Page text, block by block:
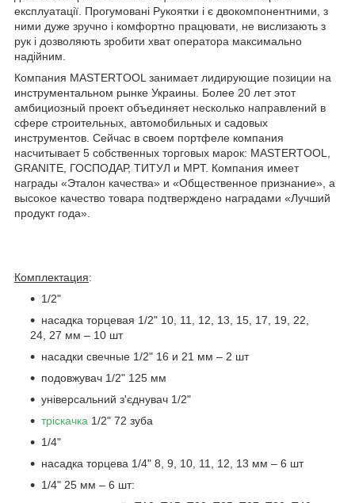
експлуатації. Прогумовані Рукоятки і є двокомпонентними, з
ними дуже зручно і комфортно працювати, не вислизають з
рук і дозволяють зробити хват оператора максимально
надійним.
Компания MASTERTOOL занимает лидирующие позиции на
инструментальном рынке Украины. Более 20 лет этот
амбициозный проект объединяет несколько направлений в
сфере строительных, автомобильных и садовых
инструментов. Сейчас в своем портфеле компания
насчитывает 5 собственных торговых марок: MASTERTOOL,
GRANITE, ГОСПОДАР, ТИТУЛ и MPT. Компания имеет
награды «Эталон качества» и «Общественное признание», а
высокое качество товара подтверждено наградами «Лучший
продукт года».
Комплектация:
1/2"
насадка торцевая 1/2" 10, 11, 12, 13, 15, 17, 19, 22,
24, 27 мм – 10 шт
насадки свечные 1/2" 16 и 21 мм – 2 шт
подовжувач 1/2" 125 мм
універсальний з'єднувач 1/2"
тріскачка 1/2" 72 зуба
1/4"
насадка торцева 1/4" 8, 9, 10, 11, 12, 13 мм – 6 шт
1/4" 25 мм – 6 шт: